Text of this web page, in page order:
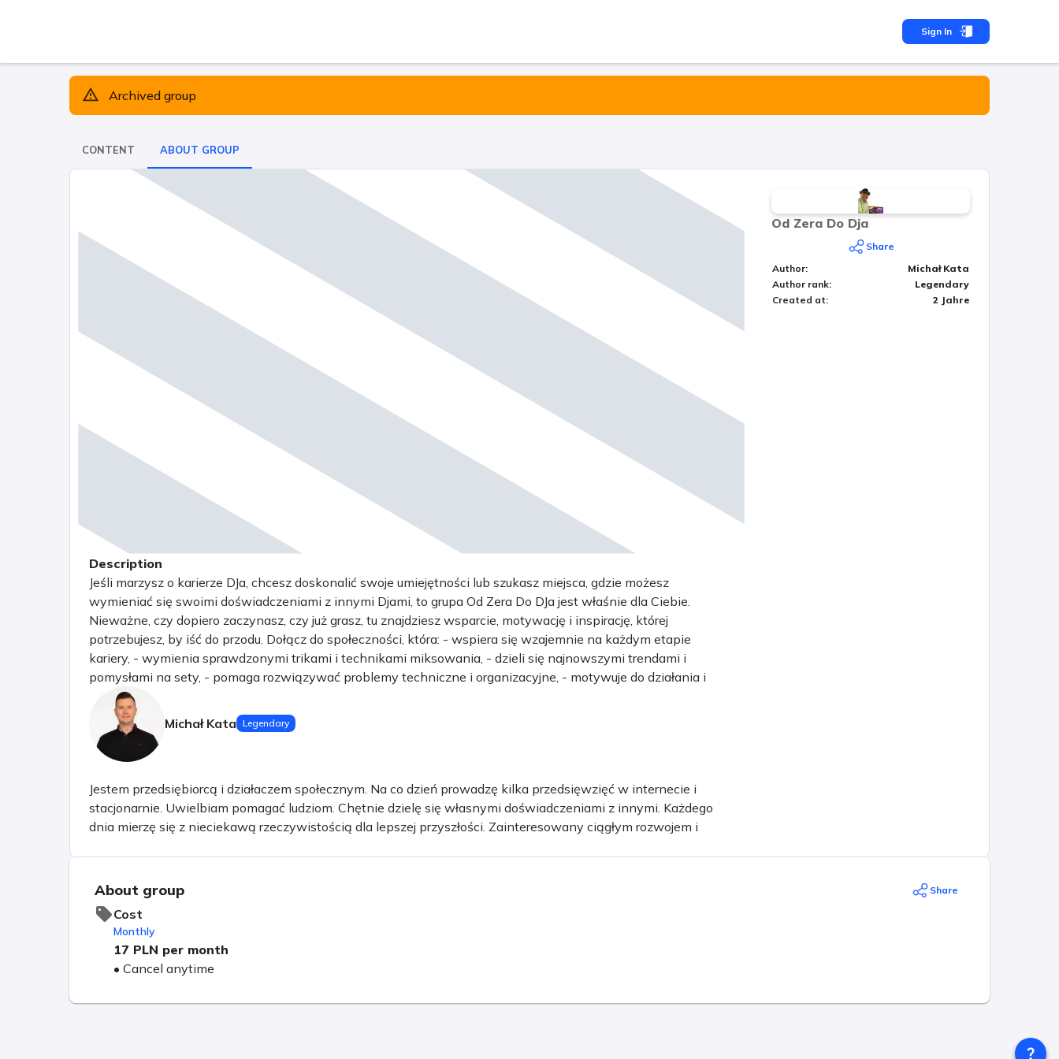
Sign In
Archived group
CONTENT ABOUT GROUP
Description
Jeśli marzysz o karierze DJa, chcesz doskonalić swoje umiejętności lub szukasz miejsca, gdzie możesz
wymieniać się swoimi doświadczeniami z innymi Djami, to grupa Od Zera Do DJa jest właśnie dla Ciebie.
Nieważne, czy dopiero zaczynasz, czy już grasz, tu znajdziesz wsparcie, motywację i inspirację, której
potrzebujesz, by iść do przodu. Dołącz do społeczności, która: - wspiera się wzajemnie na każdym etapie
kariery, - wymienia sprawdzonymi trikami i technikami miksowania, - dzieli się najnowszymi trendami i
pomysłami na sety, - pomaga rozwiązywać problemy techniczne i organizacyjne, - motywuje do działania i
podnosi na duchu w chwilach zwątpienia.
Michał Kata Legendary
Jestem przedsiębiorcą i działaczem społecznym. Na co dzień prowadzę kilka przedsięwzięć w internecie i
stacjonarnie. Uwielbiam pomagać ludziom. Chętnie dzielę się własnymi doświadczeniami z innymi. Każdego
dnia mierzę się z nieciekawą rzeczywistością dla lepszej przyszłości. Zainteresowany ciągłym rozwojem i
Od Zera Do Dja
Share
Author:
Michał Kata
Author rank:
Legendary
Created at: 2 Jahre
About group Share
Cost
Monthly
17 PLN per month
• Cancel anytime